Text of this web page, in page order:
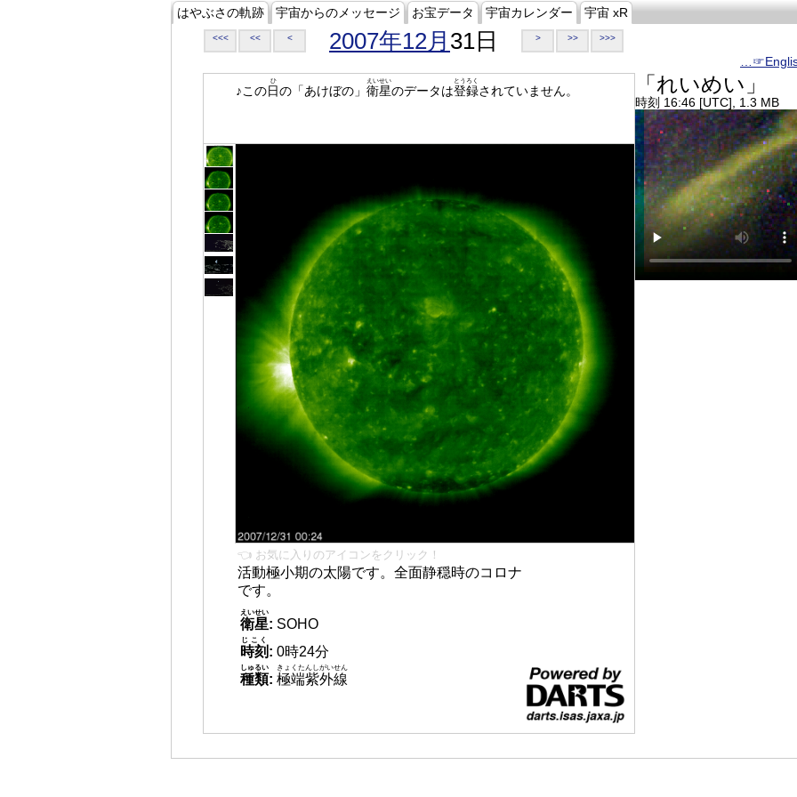
はやぶさの軌跡 宇宙からのメッセージ お宝データ 宇宙カレンダー 宇宙 xR
<<< << < 2007年12月 31日 > >> >>>
♪この日
ひ
の「あけぼの」 衛星
えいせい
のデータは登録
とうろく
されていません。
👈 お気に入りのアイコンをクリック！
活動極小期の太陽です。全面静穏時のコロナ
です。
衛星
えいせい
: SOHO
時刻
じこく
: 0時24分
種類
しゅるい
: 極端紫外線
きょくたんしがいせん
「れいめい」
時刻 16:46 [UTC], 1.3 MB